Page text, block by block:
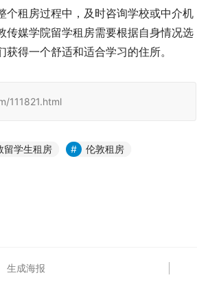
个租房过程中，及时咨询学校或中介机
传媒学院留学租房需要根据自身情况选
得一个舒适和适合学习的住所。
111821.html
留学生租房
伦敦租房
生成海报